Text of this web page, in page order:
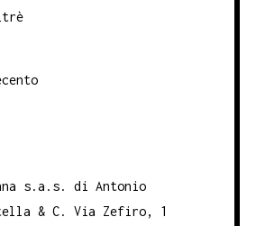
s.a.s. di Antonio
& C. Via Zefiro, 1